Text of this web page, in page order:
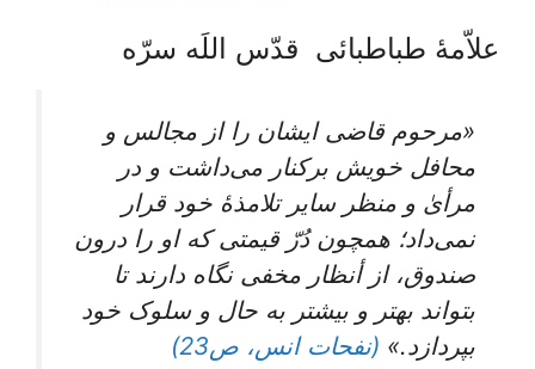
علاّمۀ طباطبائی قدّس اللَه سرّه
«مرحوم قاضی ایشان را از مجالس و
محافل خویش برکنار می‌داشت و در
مرأیٰ و منظر سایر تلامذۀ خود قرار
نمی‌داد؛ همچون دُرّ قیمتی که او را درون
صندوق، از أنظار مخفی نگاه دارند تا
بتواند بهتر و بیشتر به حال و سلوک خود
بپردازد.» (نفحات انس، ص23)